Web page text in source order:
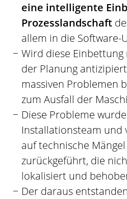
eine intelligente
Prozesslandschaft
allem in die Software-
Wird diese
der Planung
massiven Problemen
zum Ausfall der
Diese Probleme
Installationsteam und
auf technische
zurückgeführt, die
lokalisiert und
Der daraus